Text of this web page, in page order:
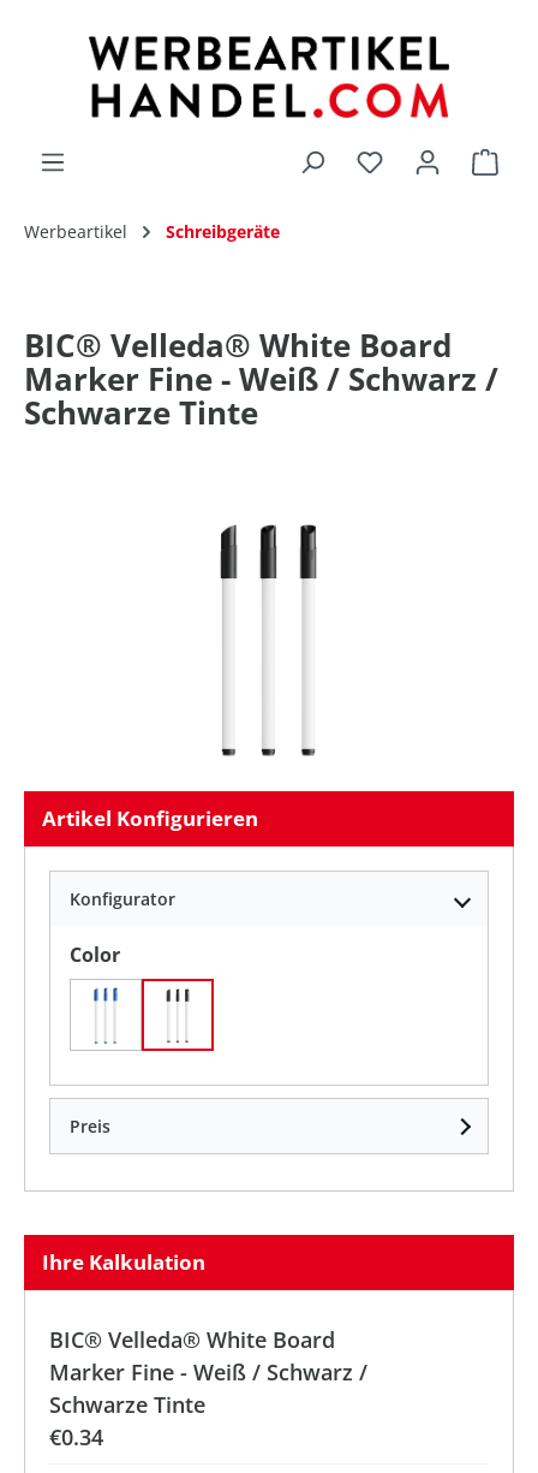
Du hast 0
Werbeartikel Schreibgeräte
BIC® Velleda® White Board
Marker Fine - Weiß / Schwarz /
Schwarze Tinte
Artikel Konfigurieren
Konfigurator
Colorauswählen
Preis
Ihre Kalkulation
BIC® Velleda® White Board
Marker Fine - Weiß / Schwarz /
Schwarze Tinte
€0.34